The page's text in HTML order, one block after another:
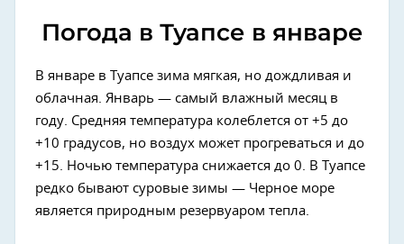
Погода в Туапсе в январе
В январе в Туапсе зима мягкая, но дождливая и
облачная. Январь — самый влажный месяц в
году. Средняя температура колеблется от +5 до
+10 градусов, но воздух может прогреваться и до
+15. Ночью температура снижается до 0. В Туапсе
редко бывают суровые зимы — Черное море
является природным резервуаром тепла.